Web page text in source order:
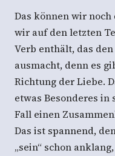
Das können wir
wir auf den letzten
Verb enthält, das
ausmacht, denn es
Richtung der Liebe.
etwas Besonderes
Fall einen
Das ist spannend,
„sein“ schon